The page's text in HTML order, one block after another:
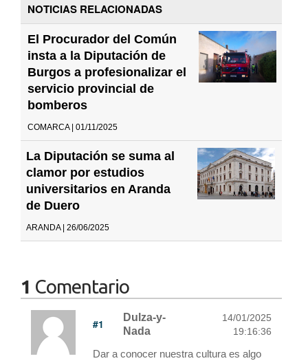
NOTICIAS RELACIONADAS
El Procurador del Común
insta a la Diputación de
Burgos a profesionalizar el
servicio provincial de
bomberos
COMARCA | 01/11/2025
La Diputación se suma al
clamor por estudios
universitarios en Aranda
de Duero
ARANDA | 26/06/2025
1 Comentario
#1
Dulza-y-
Nada
14/01/2025
19:16:36
Dar a conocer nuestra cultura es algo